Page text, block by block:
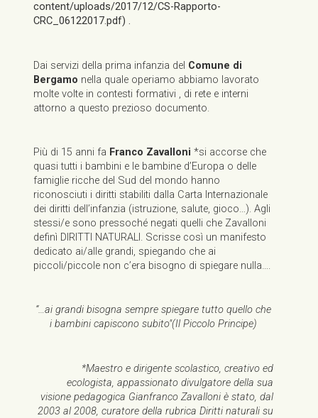
content/uploads/2017/12/CS-Rapporto-
CRC_06122017.pdf) .
Dai servizi della prima infanzia del Comune di
Bergamo nella quale operiamo abbiamo lavorato
molte volte in contesti formativi , di rete e interni
attorno a questo prezioso documento.
Più di 15 anni fa Franco Zavalloni *si accorse che
quasi tutti i bambini e le bambine d’Europa o delle
famiglie ricche del Sud del mondo hanno
riconosciuti i diritti stabiliti dalla Carta Internazionale
dei diritti dell’infanzia (istruzione, salute, gioco…). Agli
stessi/e sono pressoché negati quelli che Zavalloni
definì DIRITTI NATURALI. Scrisse così un manifesto
dedicato ai/alle grandi, spiegando che ai
piccoli/piccole non c’era bisogno di spiegare nulla….
“…ai grandi bisogna sempre spiegare tutto quello che
i bambini capiscono subito"(Il Piccolo Principe)
*Maestro e dirigente scolastico, creativo ed
ecologista, appassionato divulgatore della sua
visione pedagogica Gianfranco Zavalloni è stato, dal
2003 al 2008, curatore della rubrica Diritti naturali su